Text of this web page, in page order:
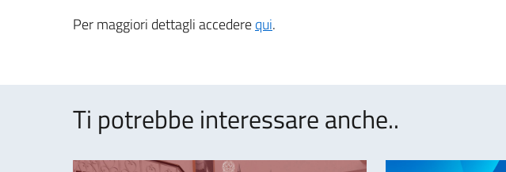
Per maggiori dettagli accederequi.
Ti potrebbe interessare anche..